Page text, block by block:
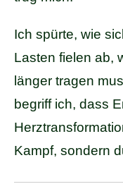
Ich spürte, wie
Lasten fielen ab,
länger tragen
begriff ich, dass
Kampf, sondern